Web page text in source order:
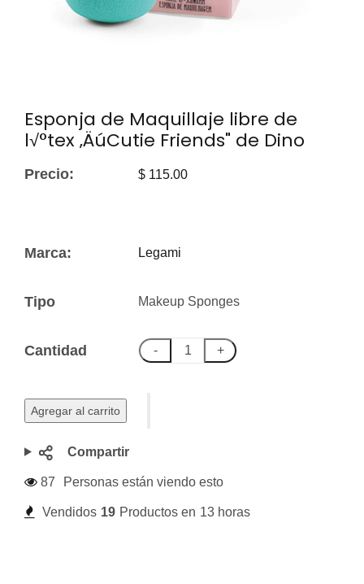
Esponja de Maquillaje libre de
l√°tex ‚ÄúCutie Friends" de Dino
Precio: $ 115.00
Marca: Legami
Tipo Makeup Sponges
Cantidad - +
Agregar al carrito
Compartir
87 Personas están viendo esto
Vendidos 19 Productos en 13 horas